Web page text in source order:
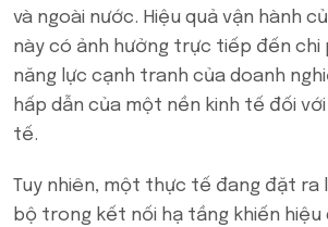
và ngoài nước. Hiệu quả vận hành
này có ảnh hưởng trực tiếp đến chi
năng lực cạnh tranh của doanh
hấp dẫn của một nền kinh tế đối
tế.
Tuy nhiên, một thực tế đang đặt ra
bộ trong kết nối hạ tầng khiến